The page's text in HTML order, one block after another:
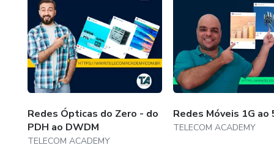
Redes Ópticas do Zero - do
PDH ao DWDM
TELECOM ACADEMY
Redes Móveis 1G ao
TELECOM ACADEMY